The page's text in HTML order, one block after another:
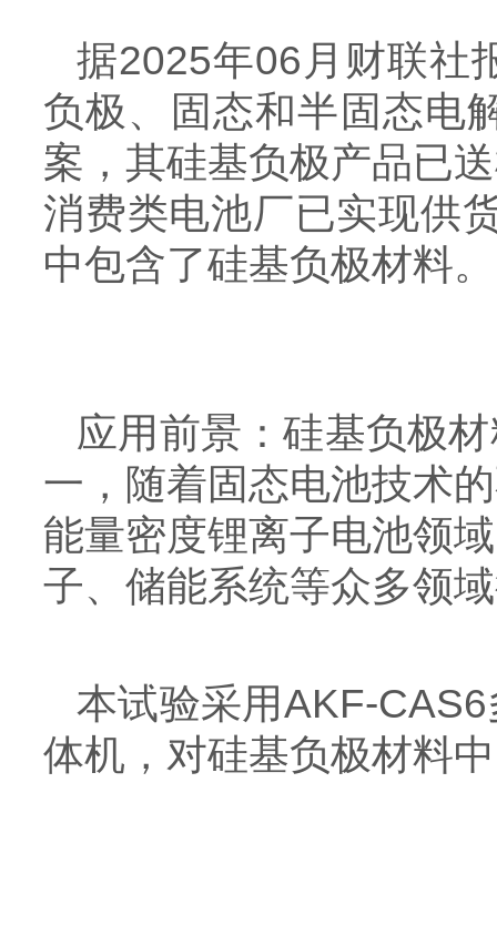
据2025年06月财联社
负极、固态和半固态电
案，其硅基负极产品已
消费类电池厂已实现供
中包含了硅基负极材料。
应用前景：硅基负极
一，随着固态电池技术
能量密度锂离子电池领
子、储能系统等众多领
本试验采用AKF-
体机，对硅基负极材料